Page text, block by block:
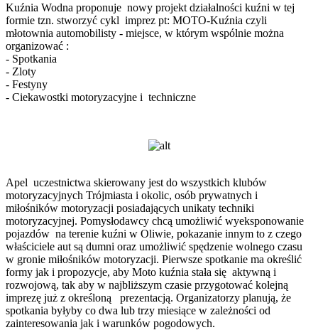
Kuźnia Wodna proponuje nowy projekt działalności kuźni w tej
formie tzn. stworzyć cykl imprez pt: MOTO-Kuźnia czyli
młotownia automobilisty - miejsce, w którym wspólnie można
organizować :
- Spotkania
- Zloty
- Festyny
- Ciekawostki motoryzacyjne i techniczne
Apel uczestnictwa skierowany jest do wszystkich klubów
motoryzacyjnych Trójmiasta i okolic, osób prywatnych i
miłośników motoryzacji posiadających unikaty techniki
motoryzacyjnej. Pomysłodawcy chcą umożliwić wyeksponowanie
pojazdów na terenie kuźni w Oliwie, pokazanie innym to z czego
właściciele aut są dumni oraz umożliwić spędzenie wolnego czasu
w gronie miłośników motoryzacji. Pierwsze spotkanie ma określić
formy jak i propozycje, aby Moto kuźnia stała się aktywną i
rozwojową, tak aby w najbliższym czasie przygotować kolejną
imprezę już z określoną prezentacją. Organizatorzy planują, że
spotkania byłyby co dwa lub trzy miesiące w zależności od
zainteresowania jak i warunków pogodowych.